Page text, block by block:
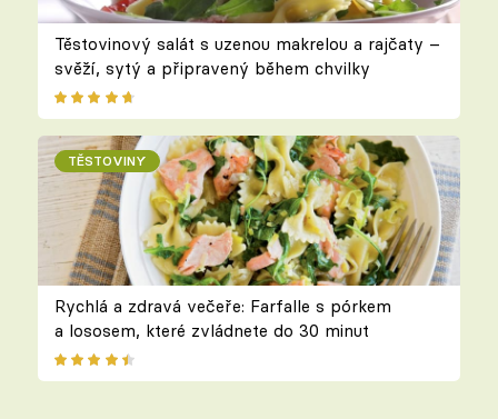
Těstovinový salát s uzenou makrelou a rajčaty –
svěží, sytý a připravený během chvilky
TĚSTOVINY
Rychlá a zdravá večeře: Farfalle s pórkem
a lososem, které zvládnete do 30 minut